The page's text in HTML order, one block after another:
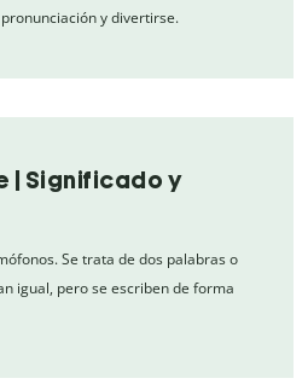
y divertirse.
| Significado y
Se trata de dos palabras o
igual, pero se escriben de forma